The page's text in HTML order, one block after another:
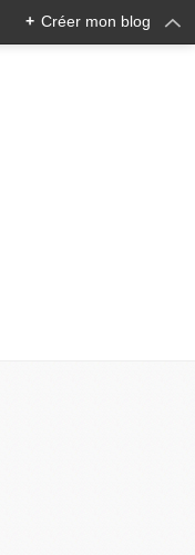
+ Créer mon blog